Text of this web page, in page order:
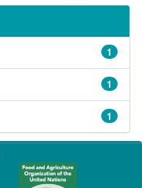
1
1
1